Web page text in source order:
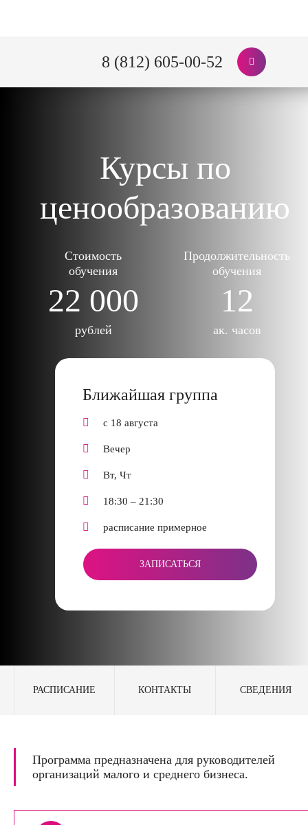
8 (812) 605-00-52
Курсы по
ценообразованию
Стоимость
обучения
22 000
рублей
Продолжительность
обучения
12
ак. часов
Ближайшая группа
с 18 августа
Вечер
Вт, Чт
18:30 – 21:30
расписание примерное
ЗАПИСАТЬСЯ
РАСПИСАНИЕ КОНТАКТЫ СВЕДЕНИЯ
Программа предназначена для руководителей
организаций малого и среднего бизнеса.